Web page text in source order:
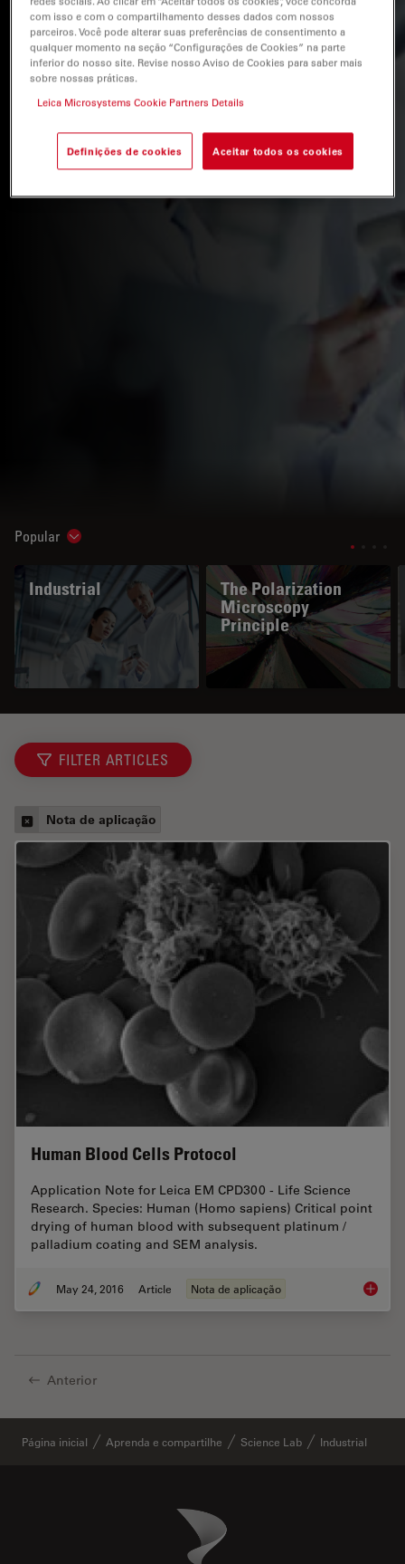
Popular Show subnavigation
Industrial
The Polarization
Microscopy
Principle
FILTER ARTICLES
Nota de aplicação
Human Blood Cells Protocol
Application Note for Leica EM CPD300 - Life Science
Research. Species: Human (Homo sapiens) Critical point
drying of human blood with subsequent platinum /
palladium coating and SEM analysis.
May 24, 2016 Article Nota de aplicação Human
Anterior
Página inicial Aprenda e compartilhe Science Lab Industrial
Danaher Logo
com isso e com o compartilhamento desses dados com nossos
parceiros. Você pode alterar suas preferências de consentimento a
qualquer momento na seção “Configurações de Cookies” na parte
inferior do nosso site. Revise nosso Aviso de Cookies para saber mais
sobre nossas práticas.
Leica Microsystems Cookie Partners Details
Definições de cookies Aceitar todos os cookies